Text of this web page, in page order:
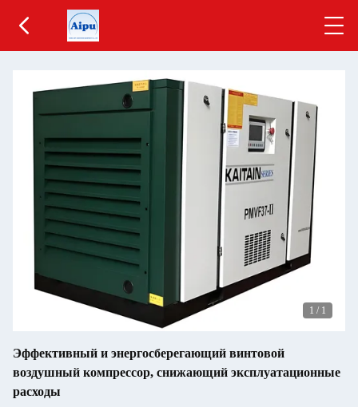
1 / 1
Эффективный и энергосберегающий винтовой
воздушный компрессор, снижающий эксплуатационные
расходы